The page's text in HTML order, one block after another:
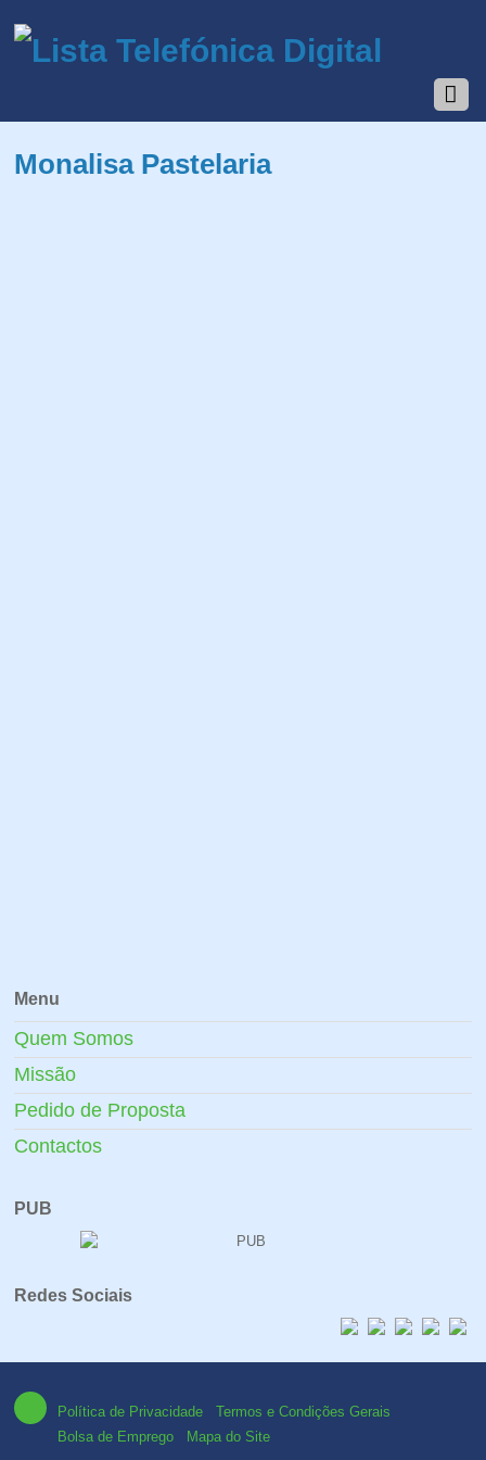
Monalisa Pastelaria
Menu
Quem Somos
Missão
Pedido de Proposta
Contactos
PUB
Redes Sociais
Política de Privacidade
Termos e Condições Gerais
Bolsa de Emprego
Mapa do Site